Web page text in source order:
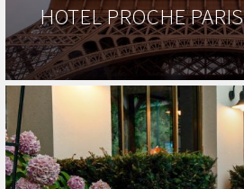
HOTEL PROCHE PARIS